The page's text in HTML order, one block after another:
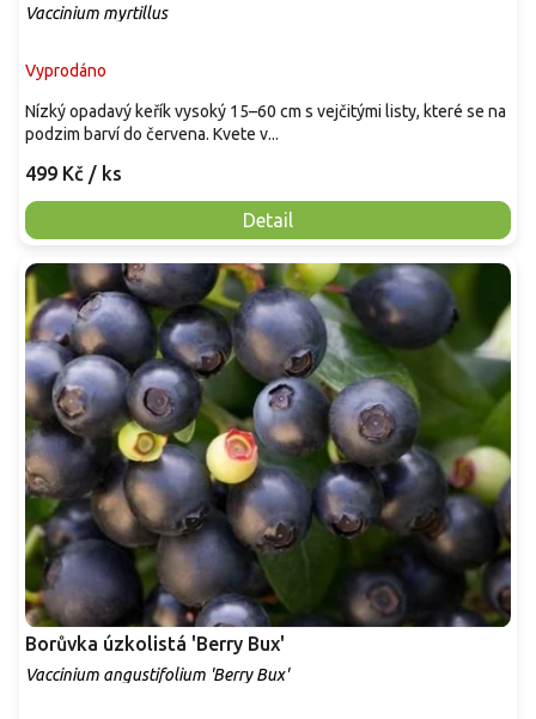
Vaccinium myrtillus
Vyprodáno
499 Kč / ks
Detail
Nízký opadavý keřík vysoký 15–60 cm s vejčitými listy, které se na
podzim barví do červena. Kvete v...
Borůvka úzkolistá 'Berry Bux'
Vaccinium angustifolium 'Berry Bux'